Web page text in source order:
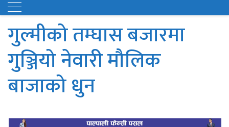
गुल्मीको तम्घास बजारमा
गुञ्जियो नेवारी मौलिक
बाजाको धुन